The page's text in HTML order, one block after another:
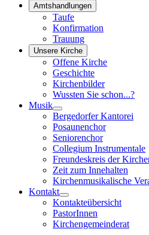
Amtshandlungen
Taufe
Konfirmation
Trauung
Unsere Kirche
Offene Kirche
Geschichte
Kirchenbilder
Wussten Sie schon...?
Musik
Bergedorfer Kantorei
Posaunenchor
Seniorenchor
Collegium Instrumentale
Freundeskreis der
Zeit zum Innehalten
Kirchenmusikalische
Kontakt
Kontakteübersicht
PastorInnen
Kirchengemeinderat